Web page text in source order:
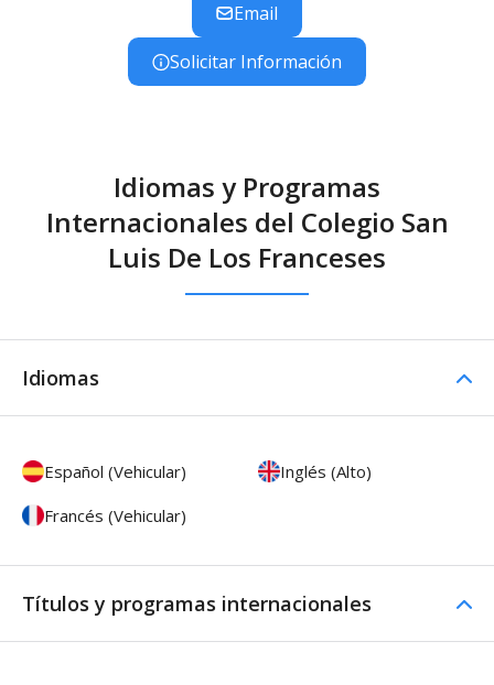
Email
Solicitar Información
Idiomas y Programas
Internacionales del Colegio San
Luis De Los Franceses
Idiomas
Español (Vehicular)
Inglés (Alto)
Francés (Vehicular)
Títulos y programas internacionales